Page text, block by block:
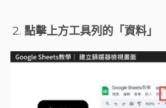
點擊上方工具列的「資料」